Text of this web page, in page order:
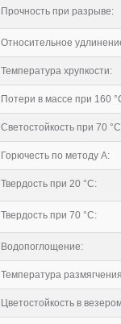
Прочность при разрыве:
Относительное
Температура хрупкости:
Потери в массе при 160
Светостойкость при 70
Горючесть по методу А:
Твердость при 20 °С:
Твердость при 70 °С:
Водопоглощение:
Температура
Цветостойкость в